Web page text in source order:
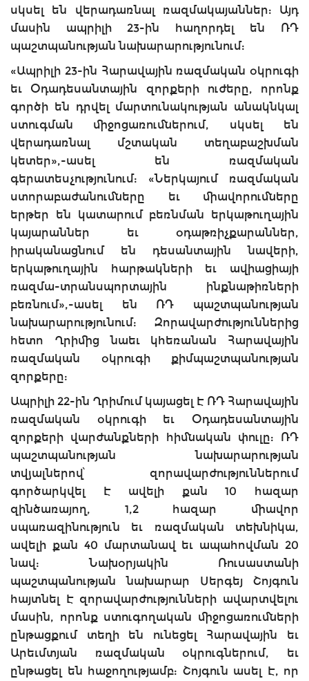
սկսել են վերադառնալ ռազմակայաններ: Այդ
մասին ապրիլի 23-ին հաղորդել են ՌԴ
պաշտպանության նախարարությունում:
«Ապրիլի 23-ին Հարավային ռազմական օկրուգի
եւ Օդադեսանտային զորքերի ուժերը, որոնք
գործի են դրվել մարտունակության անակնկալ
ստուգման միջոցառումներում, սկսել են
վերադառնալ մշտական տեղաբաշխման
կետեր»,-ասել են ռազմական
գերատեսչությունում: «Ներկայում ռազմական
ստորաբաժանումները եւ միավորումները
երթեր են կատարում բեռնման երկաթուղային
կայարաններ եւ օդաթռիչքարաններ,
իրականացնում են դեսանտային նավերի,
երկաթուղային հարթակների եւ ավիացիայի
ռազմա-տրանսպորտային ինքնաթիռների
բեռնում»,-ասել են ՌԴ պաշտպանության
նախարարությունում: Զորավարժություններից
հետո Ղրիմից նաեւ կհեռանան Հարավային
ռազմական օկրուգի քիմպաշտպանության
զորքերը:
Ապրիլի 22-ին Ղրիմում կայացել Է ՌԴ Հարավային
ռազմական օկրուգի եւ Օդադեսանտային
զորքերի վարժանքների հիմնական փուլը: ՌԴ
պաշտպանության նախարարության
տվյալներով՝ զորավարժություններում
գործարկվել Է ավելի քան 10 հազար
զինծառայող, 1,2 հազար միավոր
սպառազինություն եւ ռազմական տեխնիկա,
ավելի քան 40 մարտանավ եւ ապահովման 20
նավ: Նախօրյակին Ռուսաստանի
պաշտպանության նախարար Սերգեյ Շոյգուն
հայտնել Է զորավարժությունների ավարտվելու
մասին, որոնք ստուգողական միջոցառումների
ընթացքում տեղի են ունեցել Հարավային եւ
Արեւմտյան ռազմական օկրուգներում, եւ
ընթացել են հաջողությամբ: Շոյգուն ասել Է, որ